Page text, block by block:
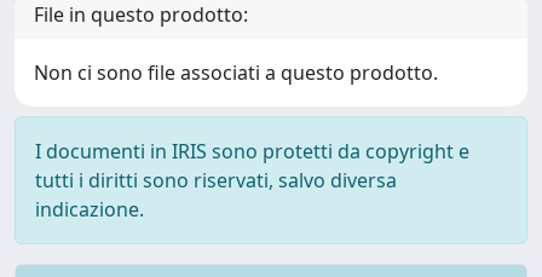
File in questo prodotto:
Non ci sono file associati a questo prodotto.
I documenti in IRIS sono protetti da copyright e
tutti i diritti sono riservati, salvo diversa
indicazione.